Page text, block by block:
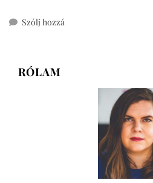
Szólj hozzá
RÓLAM